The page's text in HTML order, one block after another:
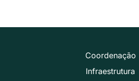
Coordenação
Infraestrutura